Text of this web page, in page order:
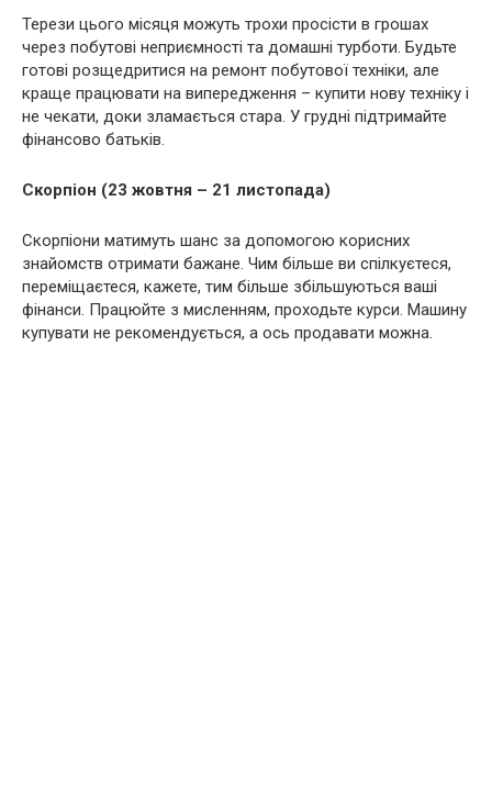
Терези цього місяця можуть трохи просісти в грошах
через побутові неприємності та домашні турботи. Будьте
готові розщедритися на ремонт побутової техніки, але
краще працювати на випередження – купити нову техніку і
не чекати, доки зламається стара. У грудні підтримайте
фінансово батьків.
Скорпіон (23 жовтня – 21 листопада)
Скорпіони матимуть шанс за допомогою корисних
знайомств отримати бажане. Чим більше ви спілкуєтеся,
переміщаєтеся, кажете, тим більше збільшуються ваші
фінанси. Працюйте з мисленням, проходьте курси. Машину
купувати не рекомендується, а ось продавати можна.